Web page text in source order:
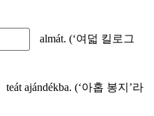
almát. (‘여덟 킬로그
teát ajándékba. (‘아홉 봉지’라